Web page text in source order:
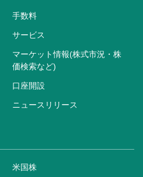
手数料
サービス
マーケット情報(株式市況・株
価検索など)
口座開設
ニュースリリース
米国株